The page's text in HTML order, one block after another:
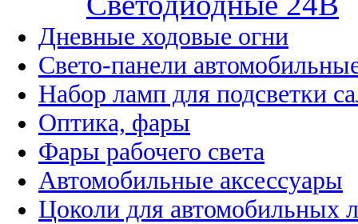
Дневные ходовые огни
Свето-панели
Набор ламп для подсветки
Оптика, фары
Фары рабочего света
Автомобильные аксессуары
Цоколи для автомобильных